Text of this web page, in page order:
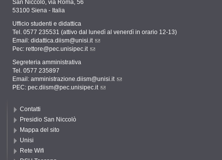
San Niccolò, via Roma, 56
53100 Siena - Italia
Ufficio studenti e didattica
Tel. 0577 235531 (attivo dal lunedì al venerdì in orario 12-13)
Email: didattica.diism@unisi.it
Pec: rettore@pec.unisipec.it
Segreteria amministrativa
Tel. 0577 235897
Email: amministrazione.diism@unisi.it
PEC: pec.diism@pec.unisipec.it
Contatti
Presidio San Niccolò
Mappa del sito
Unisi
Rete Wifi